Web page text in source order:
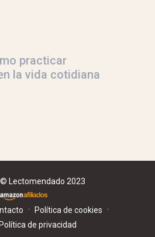
practicar
la vida cotidiana
Lectomendado 2023
· Política de cookies ·
Política de privacidad